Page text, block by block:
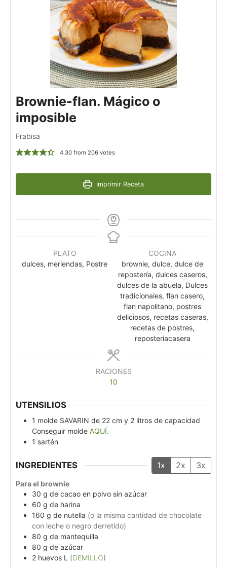
Brownie-flan. Mágico o
imposible
Frabisa
4.30from 206votes
Imprimir Receta
PLATO
dulces, meriendas, Postre
COCINA
brownie, dulce, dulce de
repostería, dulces caseros,
dulces de la abuela, Dulces
tradicionales, flan casero,
flan napolitano, postres
deliciosos, recetas caseras,
recetas de postres,
reposteriacasera
RACIONES
10
UTENSILIOS
1 molde SAVARIN de 22 cm y 2 litros de capacidad
Conseguir molde AQUÍ.
1 sartén
INGREDIENTES 1x 2x 3x
Para el brownie
30 g de cacao en polvo sin azúcar
60 g de harina
160 g de nutella (o la misma cantidad de chocolate
con leche o negro derretido)
80 g de mantequilla
80 g de azúcar
2 huevos L (DEMILLO)